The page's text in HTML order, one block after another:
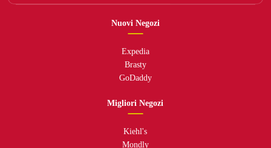
Nuovi Negozi
Expedia
Brasty
GoDaddy
Migliori Negozi
Kiehl's
Mondly